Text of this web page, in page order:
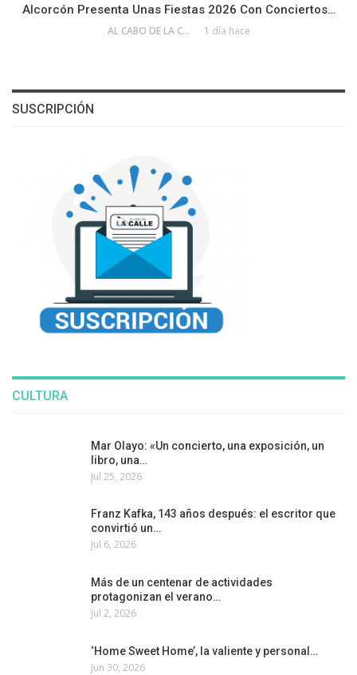
Alcorcón Presenta Unas Fiestas 2026 Con Conciertos…
AL CABO DE LA CALLE 1 día hace
SUSCRIPCIÓN
CULTURA
Mar Olayo: «Un concierto, una exposición, un
libro, una…
Jul 25, 2026
Franz Kafka, 143 años después: el escritor que
convirtió un…
Jul 6, 2026
Más de un centenar de actividades
protagonizan el verano…
Jul 2, 2026
‘Home Sweet Home’, la valiente y personal…
Jun 30, 2026